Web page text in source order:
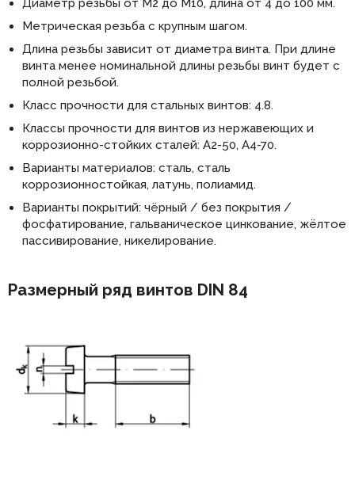
Диаметр резьбы от М2 до М10, длина от 4 до 100 мм.
Метрическая резьба с крупным шагом.
Длина резьбы зависит от диаметра винта. При длине
винта менее номинальной длины резьбы винт будет с
полной резьбой.
Класс прочности для стальных винтов: 4.8.
Классы прочности для винтов из нержавеющих и
коррозионно-стойких сталей: А2-50, А4-70.
Варианты материалов: сталь, сталь
коррозионностойкая, латунь, полиамид.
Варианты покрытий: чёрный / без покрытия /
фосфатирование, гальваническое цинкование, жёлтое
пассивирование, никелирование.
Размерный ряд винтов DIN 84